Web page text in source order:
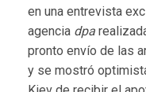
en una entrevista
agencia dpa
pronto envío de las
y se mostró